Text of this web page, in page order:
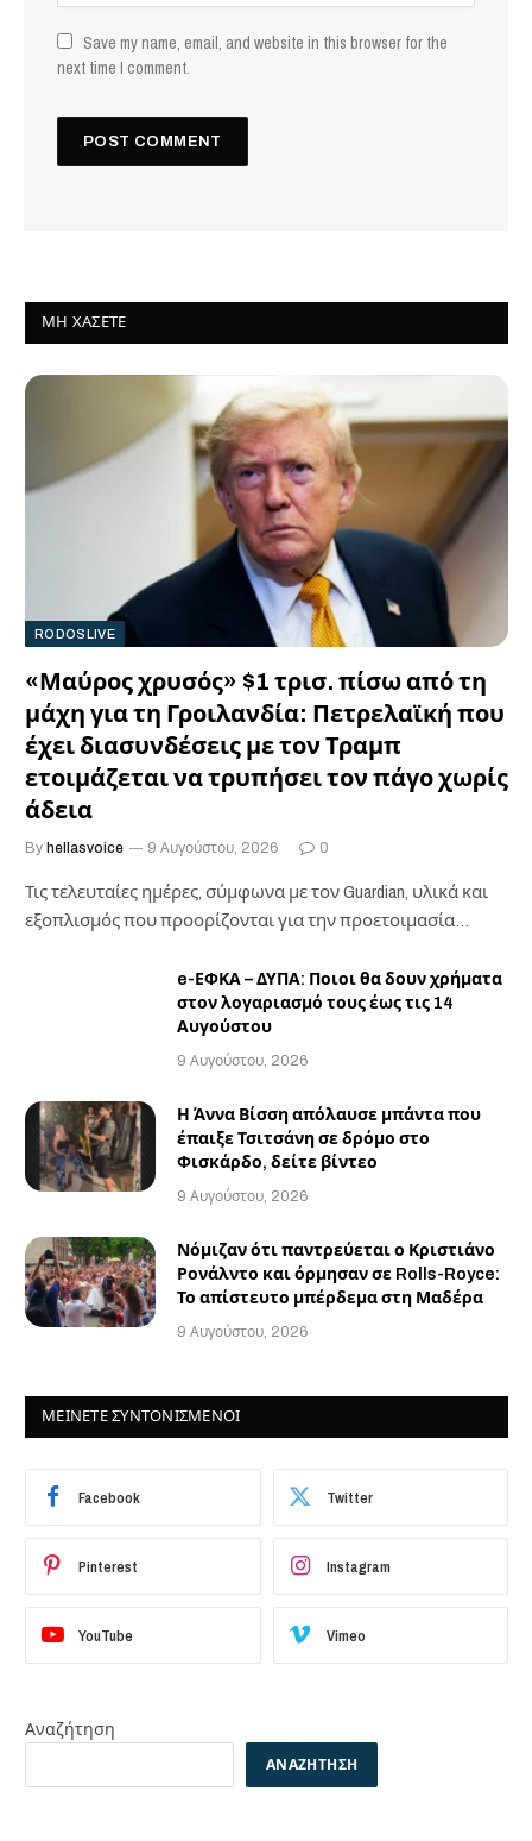
Save my name, email, and website in this browser for the
next time I comment.
ΜΗ ΧΆΣΕΤΕ
RODOSLIVE
«Μαύρος χρυσός» $1 τρισ. πίσω από τη
μάχη για τη Γροιλανδία: Πετρελαϊκή που
έχει διασυνδέσεις με τον Τραμπ
ετοιμάζεται να τρυπήσει τον πάγο χωρίς
άδεια
By hellasvoice 9 Αυγούστου, 2026 0
Τις τελευταίες ημέρες, σύμφωνα με τον Guardian, υλικά και
εξοπλισμός που προορίζονται για την προετοιμασία…
e-ΕΦΚΑ – ΔΥΠΑ: Ποιοι θα δουν χρήματα
στον λογαριασμό τους έως τις 14
Αυγούστου
9 Αυγούστου, 2026
Η Άννα Βίσση απόλαυσε μπάντα που
έπαιξε Τσιτσάνη σε δρόμο στο
Φισκάρδο, δείτε βίντεο
9 Αυγούστου, 2026
Νόμιζαν ότι παντρεύεται ο Κριστιάνο
Ρονάλντο και όρμησαν σε Rolls-Royce:
Το απίστευτο μπέρδεμα στη Μαδέρα
9 Αυγούστου, 2026
ΜΕΙΝΕΤΕ ΣΥΝΤΟΝΙΣΜΕΝΟΙ
Facebook Twitter
Pinterest Instagram
YouTube Vimeo
Αναζήτηση
ΑΝΑΖΉΤΗΣΗ